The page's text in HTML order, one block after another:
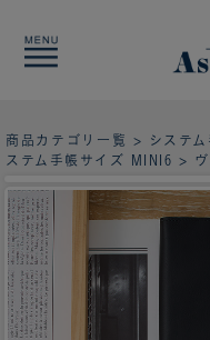
商品カテゴリ一覧 > システ
ステム手帳サイズ MINI6 >